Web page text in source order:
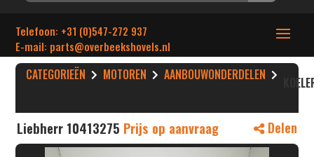
Telefoon: +31 (0)547-272 937
E-mail: parts@overbeekshovels.nl
CATEGORIEËN MOTOREN AANBOUWONDERDELEN
Liebherr 10413275 Prijs op aanvraag Delen